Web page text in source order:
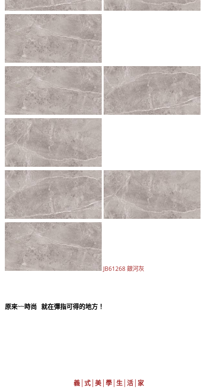
JB61268 銀河灰
原來~~時尚 就在彈指可得的地方！
義│式│美│學│生│活│家